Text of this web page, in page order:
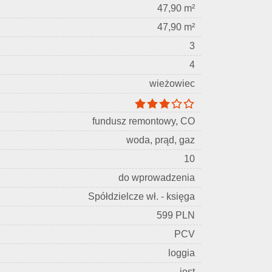
47,90 m²
47,90 m²
3
4
wieżowiec
fundusz remontowy, CO
woda, prąd, gaz
10
do wprowadzenia
Spółdzielcze wł. - księga
599 PLN
PCV
loggia